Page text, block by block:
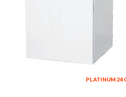
PLATINUM 24